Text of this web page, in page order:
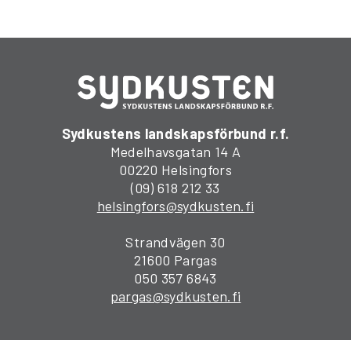
Sydkustens landskapsförbund r.f.
Medelhavsgatan 14 A
00220 Helsingfors
(09) 618 212 33
helsingfors@sydkusten.fi
Strandvägen 30
21600 Pargas
050 357 6843
pargas@sydkusten.fi